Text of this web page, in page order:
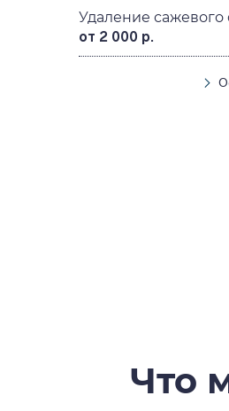
Удаление сажевого
от 2 000 р.
Что